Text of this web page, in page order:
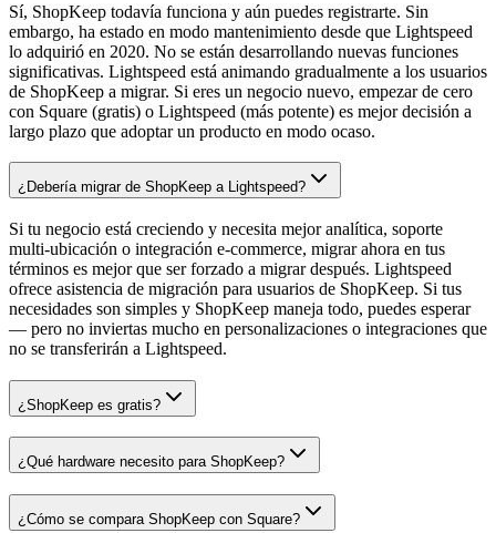
Sí, ShopKeep todavía funciona y aún puedes registrarte. Sin
embargo, ha estado en modo mantenimiento desde que Lightspeed
lo adquirió en 2020. No se están desarrollando nuevas funciones
significativas. Lightspeed está animando gradualmente a los usuarios
de ShopKeep a migrar. Si eres un negocio nuevo, empezar de cero
con Square (gratis) o Lightspeed (más potente) es mejor decisión a
largo plazo que adoptar un producto en modo ocaso.
¿Debería migrar de ShopKeep a Lightspeed?
Si tu negocio está creciendo y necesita mejor analítica, soporte
multi-ubicación o integración e-commerce, migrar ahora en tus
términos es mejor que ser forzado a migrar después. Lightspeed
ofrece asistencia de migración para usuarios de ShopKeep. Si tus
necesidades son simples y ShopKeep maneja todo, puedes esperar
— pero no inviertas mucho en personalizaciones o integraciones que
no se transferirán a Lightspeed.
¿ShopKeep es gratis?
¿Qué hardware necesito para ShopKeep?
¿Cómo se compara ShopKeep con Square?